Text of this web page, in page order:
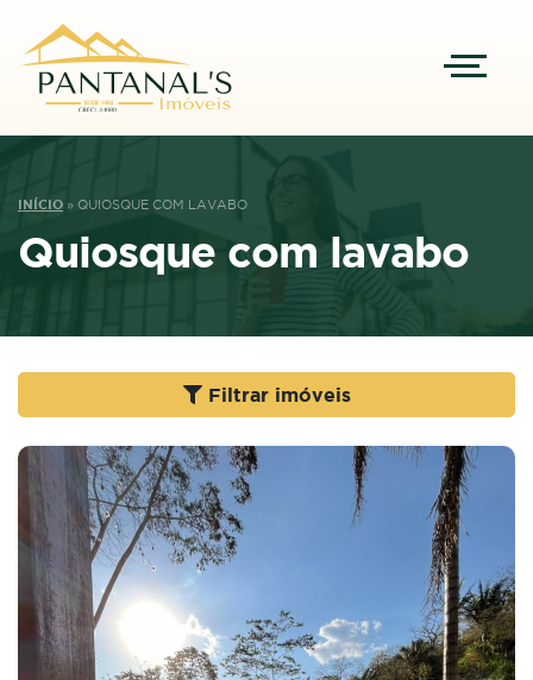
INÍCIO » QUIOSQUE COM LAVABO
Quiosque com lavabo
Filtrar imóveis